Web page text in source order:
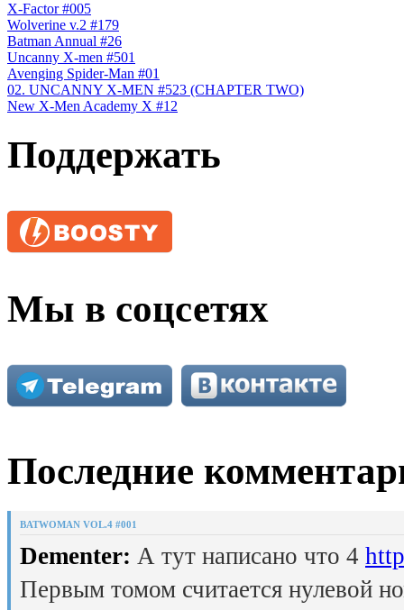
X-Factor #005
Wolverine v.2 #179
Batman Annual #26
Uncanny X-men #501
Avenging Spider-Man #01
02. UNCANNY X-MEN #523 (CHAPTER TWO)
New X-Men Academy X #12
Поддержать
Мы в соцсетях
Последние
BATWOMAN VOL.4 #001
Dementer: А тут написано что 4
Первым томом считается нулевой